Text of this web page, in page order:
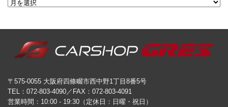
〒575-0055 大阪府四條畷市西中野1丁目8番5号
TEL：072-803-4090／FAX：072-803-4091
営業時間：10:00 - 19:30（定休日：日曜・祝日）